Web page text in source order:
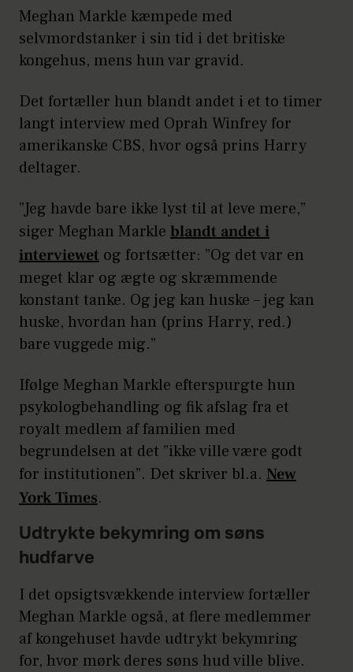
Meghan Markle kæmpede med
selvmordstanker i sin tid i det britiske
kongehus, mens hun var gravid.
Det fortæller hun blandt andet i et to timer
langt interview med Oprah Winfrey for
amerikanske CBS, hvor også prins Harry
deltager.
”Jeg havde bare ikke lyst til at leve mere,”
siger Meghan Markle blandt andet i
interviewet og fortsætter: ”Og det var en
meget klar og ægte og skræmmende
konstant tanke. Og jeg kan huske – jeg kan
huske, hvordan han (prins Harry, red.)
bare vuggede mig.”
Ifølge Meghan Markle efterspurgte hun
psykologbehandling og fik afslag fra et
royalt medlem af familien med
begrundelsen at det ”ikke ville være godt
for institutionen”. Det skriver bl.a. New
York Times.
Udtrykte bekymring om søns
hudfarve
I det opsigtsvækkende interview fortæller
Meghan Markle også, at flere medlemmer
af kongehuset havde udtrykt bekymring
for, hvor mørk deres søns hud ville blive.